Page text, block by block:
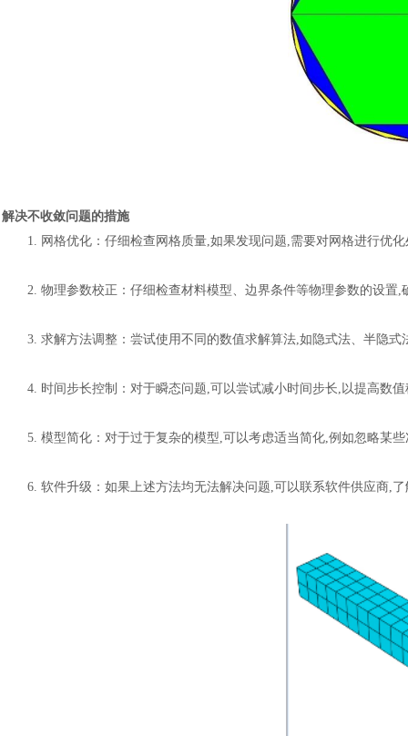
解决不收敛问题的措施
1. 网格优化 ： 仔细检查网格质量,如果发现问题,需要对网格进行优
2. 物理参数校正 ： 仔细检查材料模型、边界条件等物理参数的设置,
3. 求解方法调整 ： 尝试使用不同的数值求解算法,如隐式法、半隐式
4. 时间步长控制 ： 对于瞬态问题,可以尝试减小时间步长,以提高数
5. 模型简化 ： 对于过于复杂的模型,可以考虑适当简化,例如忽略某
6. 软件升级 ： 如果上述方法均无法解决问题,可以联系软件供应商,
汽车交通